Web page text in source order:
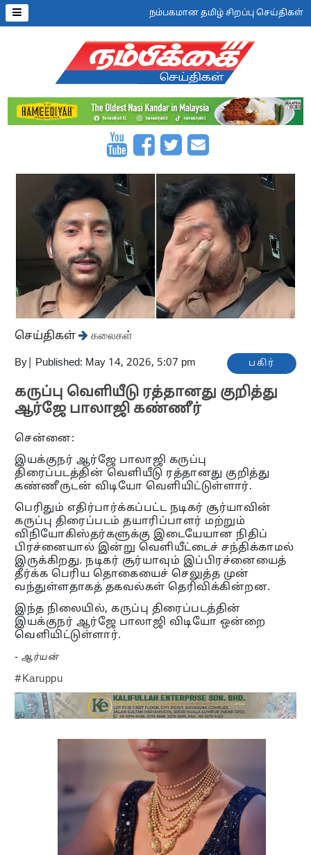
நம்பகமான தமிழ் சிறப்பு செய்திகள்
செய்திகள் கலைகள்
By Published: May 14, 2026, 5:07 pm பகிர்
கருப்பு வெளியீடு ரத்தானது குறித்து
ஆர்ஜே பாலாஜி கண்ணீர்
சென்னை:
இயக்குநர் ஆர்ஜே பாலாஜி கருப்பு
திரைப்படத்தின் வெளியீடு ரத்தானது குறித்து
கண்ணீருடன் விடியோ வெளியிட்டுள்ளார்.
பெரிதும் எதிர்பார்க்கப்பட்ட நடிகர் சூர்யாவின்
கருப்பு திரைப்படம் தயாரிப்பாளர் மற்றும்
விநியோகிஸ்தர்களுக்கு இடையேயான நிதிப்
பிரச்னையால் இன்று வெளியீட்டைச் சந்திக்காமல்
இருக்கிறது. நடிகர் சூர்யாவும் இப்பிரச்னையைத்
தீர்க்க பெரிய தொகையைச் செலுத்த முன்
வந்துள்ளதாகத் தகவல்கள் தெரிவிக்கின்றன.
இந்த நிலையில், கருப்பு திரைப்படத்தின்
இயக்குநர் ஆர்ஜே பாலாஜி விடியோ ஒன்றை
வெளியிட்டுள்ளார்.
-ஆர்யன்
#Karuppu